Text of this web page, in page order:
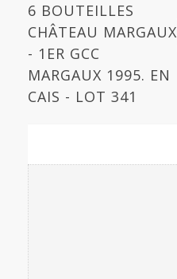
6 BOUTEILLES
CHÂTEAU MARGAUX
- 1ER GCC
MARGAUX 1995. EN
CAIS - LOT 341